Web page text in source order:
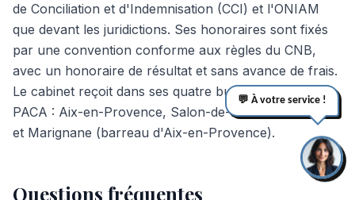
de Conciliation et d'Indemnisation (CCI) et l'ONIAM
que devant les juridictions. Ses honoraires sont fixés
par une convention conforme aux règles du CNB,
avec un honoraire de résultat et sans avance de frais.
Le cabinet reçoit dans ses quatre bureaux en région
PACA : Aix-en-Provence, Salon-de-Provence, Arles
et Marignane (barreau d'Aix-en-Provence).
Questions fréquentes
💬 À votre service !